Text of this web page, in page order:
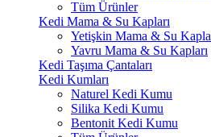
Tüm Ürünler
Kedi Mama & Su Kapları
Yetişkin Mama & Su
Yavru Mama & Su Kapları
Kedi Taşıma Çantaları
Kedi Kumları
Naturel Kedi Kumu
Silika Kedi Kumu
Bentonit Kedi Kumu